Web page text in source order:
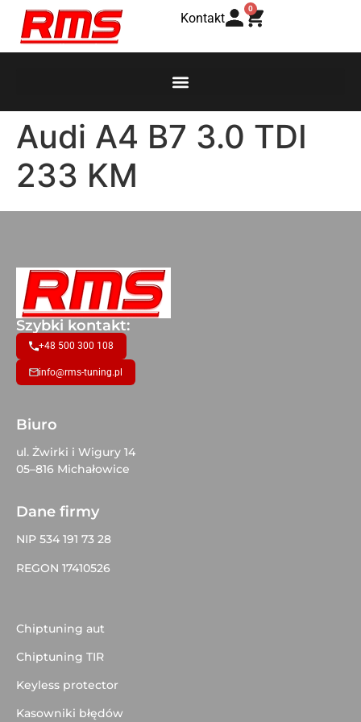
Kontakt
0
Audi A4 B7 3.0 TDI
233 KM
Szybki kontakt:
+48 500 300 108
info@rms-tuning.pl
Biuro
ul. Żwirki i Wigury 14
05–816 Michałowice
Dane firmy
NIP 534 191 73 28
REGON 17410526
Chiptuning aut
Chiptuning TIR
Keyless protector
Kasowniki błędów